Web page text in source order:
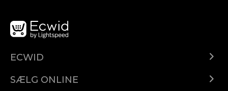
ECWID
Pris
SÆLG ONLINE